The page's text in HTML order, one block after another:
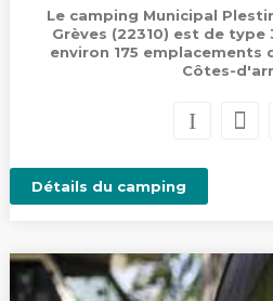
Le camping Municipal
Grèves (22310) est de
environ 175 emplacements
Côtes-
Détails du camping